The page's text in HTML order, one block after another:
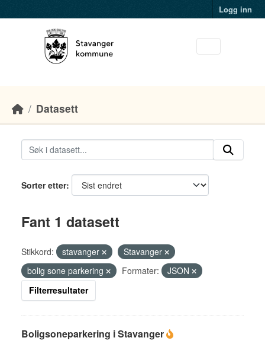
Logg inn
Datasett
Sorter etter
Fant 1 datasett
Stikkord: stavanger
Stavanger
bolig sone parkering
Formater:
JSON
Filterresultater
Boligsoneparkering i Stavanger